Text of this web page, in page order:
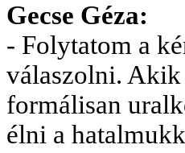
Gecse Géza:
- Folytatom a
válaszolni. Akik
formálisan
élni a